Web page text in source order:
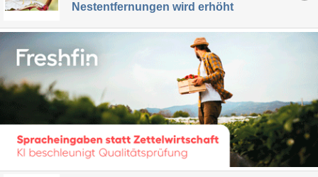
Nestentfernungen wird erhöht